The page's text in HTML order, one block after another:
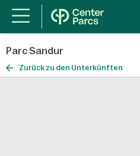
Parc Sandur
Zurück zu den Unterkünften